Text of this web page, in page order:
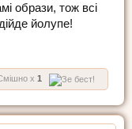
образи, тож всі
йолупе!
x 1